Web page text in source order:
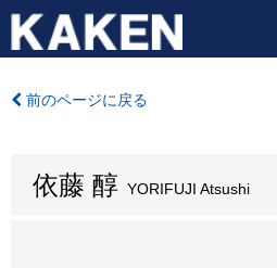
前のページに戻る
依藤 醇 YORIFUJI Atsushi